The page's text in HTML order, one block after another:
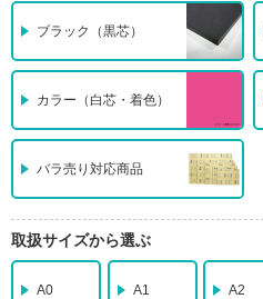
ブラック（黒芯）
カラー（白芯・着色）
バラ売り対応商品
取扱サイズから選ぶ
A0 A1 A2